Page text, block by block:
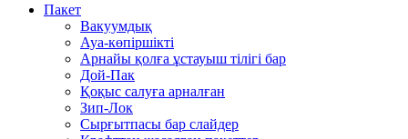
Пакет
Вакуумдық
Ауа-көпіршікті
Арнайы қолға ұстауыш тілігі бар
Дой-Пак
Қоқыс салуға арналған
Зип-Лок
Сырғытпасы бар слайдер